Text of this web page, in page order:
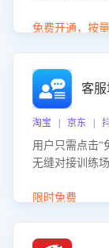
商家降低退款
免费开通，按
客
淘宝 | 京东 |
用户只需点击“
无缝对接训练
初始化时间，
限时免费